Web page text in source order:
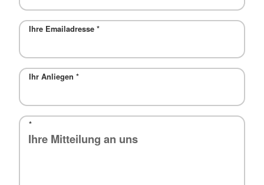
Ihre Emailadresse *
Ihr Anliegen *
*